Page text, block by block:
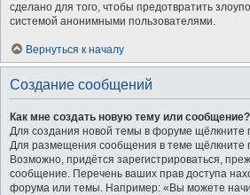
сделано для того, чтобы предотвратить
системой анонимными пользователями.
Вернуться к началу
Создание сообщений
Как мне создать новую тему или сообщение?
Для создания новой темы в форуме щёлкните
Для размещения сообщения в теме щёлкните
Возможно, придётся зарегистрироваться,
сообщение. Перечень ваших прав доступа
форума или темы. Например: «Вы можете